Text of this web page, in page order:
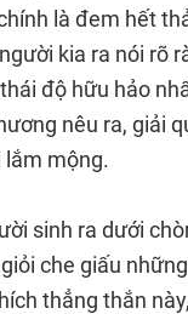
là đem hết
kia ra nói rõ
độ hữu hảo
nêu ra, giải
lắm mộng.
sinh ra dưới
che giấu
thẳng thắn